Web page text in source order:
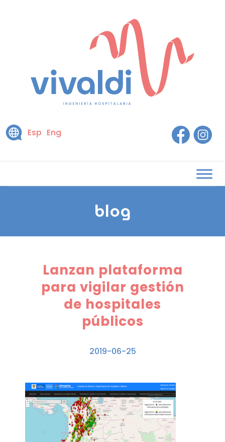
Esp Eng
blog
Lanzan plataforma
para vigilar gestión
de hospitales
públicos
2019-06-25